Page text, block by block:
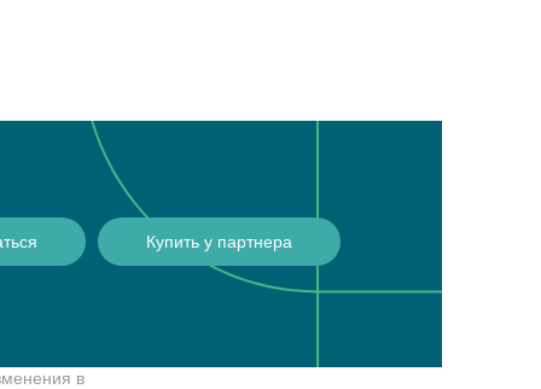
Купить у партнера
в